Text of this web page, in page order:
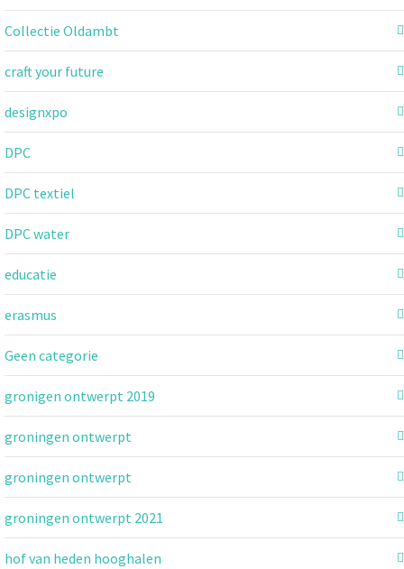
Collectie Oldambt
craft your future
designxpo
DPC
DPC textiel
DPC water
educatie
erasmus
Geen categorie
gronigen ontwerpt 2019
groningen ontwerpt
groningen ontwerpt
groningen ontwerpt 2021
hof van heden hooghalen